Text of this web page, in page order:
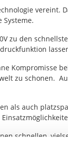
zu den
zu schonen.
als auch
schnellen,